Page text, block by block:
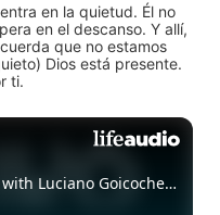
en la quietud. Él no
en el descanso. Y allí,
que no estamos
Dios está presente.
ti.